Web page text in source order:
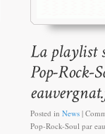
Posted in News |
Pop-Rock-Soul par